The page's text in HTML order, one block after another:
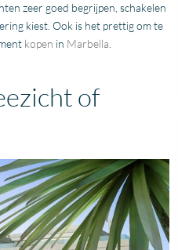
zeer goed begrijpen, schakelen
kiest. Ook is het prettig om te
kopen in Marbella
of